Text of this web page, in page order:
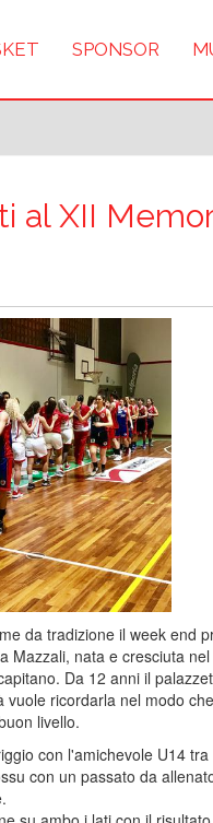
SPONSOR
al XII
da tradizione il week end
Mazzali, nata e cresciuta
Da 12 anni il
ricordarla nel modo
livello.
con l'amichevole U14
con un passato da